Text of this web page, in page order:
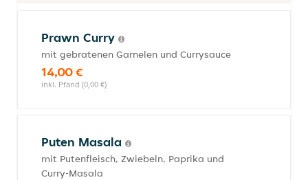
Prawn Curry
mit gebratenen Garnelen und Currysauce
14,00 €
inkl. Pfand (0,00 €)
Puten Masala
mit Putenfleisch, Zwiebeln, Paprika und
Curry-Masala